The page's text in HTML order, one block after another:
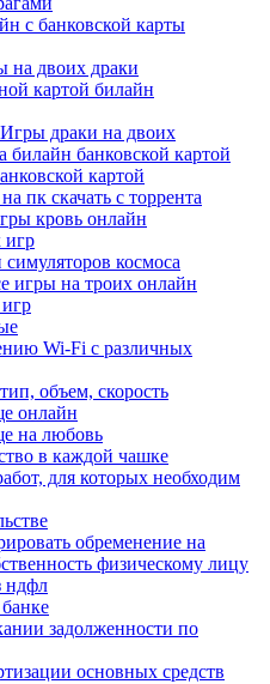
с банковской карты
на двоих драки
картой билайн
драки на двоих
билайн банковской картой
картой
пк скачать с торрента
кровь онлайн
игр
космоса
игры на троих онлайн
Wi-Fi с различных
объем, скорость
онлайн
на любовь
в каждой чашке
для которых необходим
обременение на
физическому лицу
ндфл
задолженности по
основных средств